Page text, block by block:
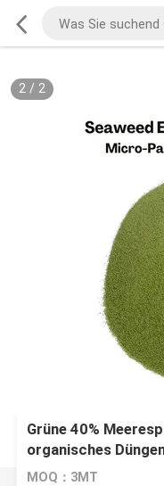
2/ 2
Grüne 40%
organisches
MOQ：3MT